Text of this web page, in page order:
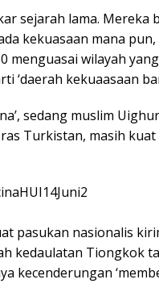
sejarah lama. Mereka
kekuasaan mana
menguasai wilayah
‘daerah kekuaasaan
sedang muslim
Turkistan, masih
pasukan nasionalis
kedaulatan Tiongkok
kecenderungan